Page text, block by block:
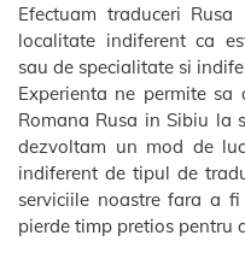
Efectuam traduceri
localitate indiferent ca
sau de specialitate si
Experienta ne permite sa
Romana Rusa in Sibiu la
dezvoltam un mod de
indiferent de tipul de
serviciile noastre fara a
pierde timp pretios pentru